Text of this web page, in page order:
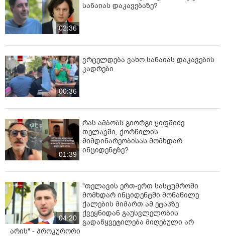
02:36
სანაიას დაკავებაზე?
00:36
ვრცელდება ვახო სანაიას დაკავების
კადრები
01:39
რას ამბობს გიორგი ყიფშიძე
თელავში, ქორწილის
მიმდინარეობისას მომხდარ
ინციდენტზე?
04:20
"თელავის ერთ-ერთ სასტუმროში
მომხდარ ინციდენტში მონაწილე
ქალების მიმართ ამ ეტაპზე
ქვეყნიდან გაუსვლელობის
გადაწყვეტილება მიღებული არ
არის" - პროკურორი